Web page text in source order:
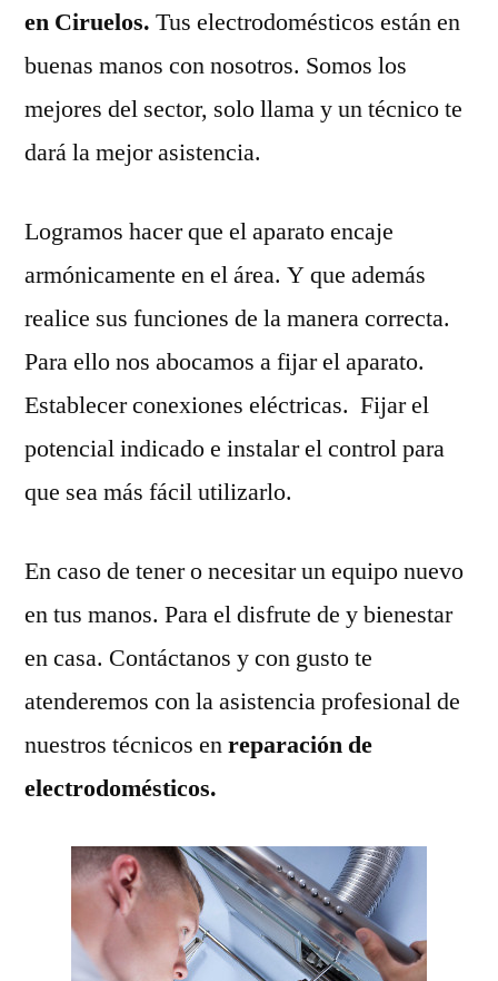
en Ciruelos. Tus electrodomésticos están en
buenas manos con nosotros. Somos los
mejores del sector, solo llama y un técnico te
dará la mejor asistencia.
Logramos hacer que el aparato encaje
armónicamente en el área. Y que además
realice sus funciones de la manera correcta.
Para ello nos abocamos a fijar el aparato.
Establecer conexiones eléctricas. Fijar el
potencial indicado e instalar el control para
que sea más fácil utilizarlo.
En caso de tener o necesitar un equipo nuevo
en tus manos. Para el disfrute de y bienestar
en casa. Contáctanos y con gusto te
atenderemos con la asistencia profesional de
nuestros técnicos enreparación de
electrodomésticos.